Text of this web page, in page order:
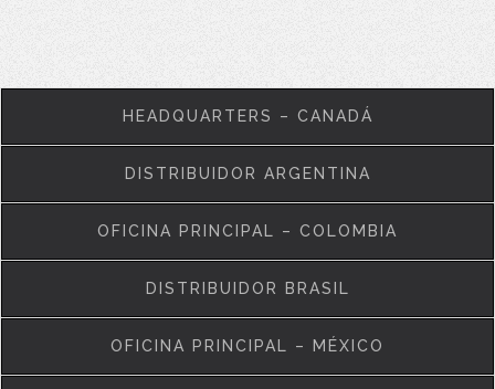
HEADQUARTERS – CANADÁ
DISTRIBUIDOR ARGENTINA
OFICINA PRINCIPAL – COLOMBIA
DISTRIBUIDOR BRASIL
OFICINA PRINCIPAL – MÉXICO